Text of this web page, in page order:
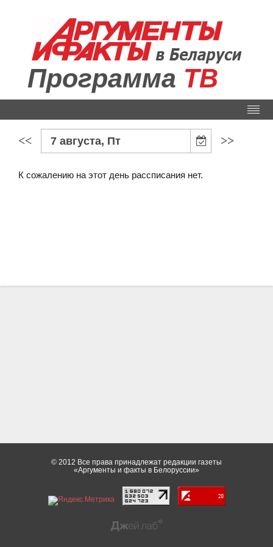
Программа ТВ
<< 7 августа, Пт >>
К сожалению на этот день рассписания нет.
© 2012 Все права принадлежат редакции газеты
«Аргументы и факты в Белоруссии»